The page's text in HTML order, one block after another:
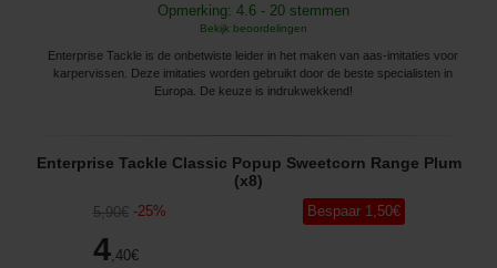
Opmerking: 4.6 - 20 stemmen
Bekijk beoordelingen
Enterprise Tackle is de onbetwiste leider in het maken van aas-imitaties voor
karpervissen. Deze imitaties worden gebruikt door de beste specialisten in
Europa. De keuze is indrukwekkend!
Enterprise Tackle Classic Popup Sweetcorn Range Plum
(x8)
5,90€ -25%
4,40€
Bespaar 1 ,50€